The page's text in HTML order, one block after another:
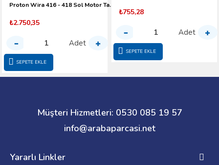
Proton Wira 416 - 418 Sol Motor Takozu Komple – Japon 1995-2000
₺2.750,35
Adet
SEPETE EKLE
₺755,28
Adet
SEPETE EKLE
Müşteri Hizmetleri: 0530 085 19 57
info@arabaparcasi.net
Yararlı Linkler